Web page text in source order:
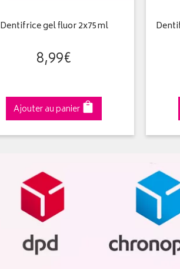
Dentifrice gel fluor 2x75ml
8,99€
Ajouter au panier